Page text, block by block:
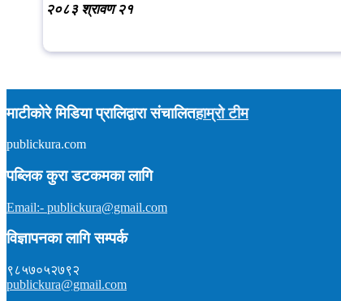
२०८३ श्रावण २१
माटीकोरे मिडिया प्रालिद्वारा संचालित
publickura.com
पब्लिक कुरा डटकमका लागि
Email:- publickura@gmail.com
विज्ञापनका लागि सम्पर्क
९८५७०५२७९२
publickura@gmail.com
हाम्रो टीम